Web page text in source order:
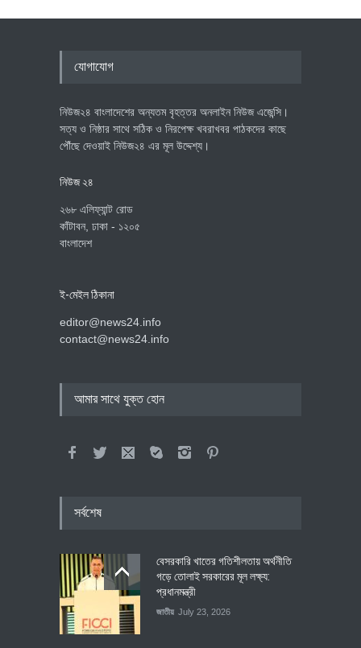
যোগাযোগ
নিউজ২৪ বাংলাদেশের অন্যতম বৃহত্তর অনলাইন নিউজ এজেন্সি।
সত্য ও নিষ্ঠার সাথে সঠিক ও নিরপেক্ষ খবরাখবর পাঠকদের কাছে
পৌঁছে দেওয়াই নিউজ২৪ এর মূল উদ্দেশ্য।
নিউজ ২৪
২৬৮ এলিফ্যান্ট রোড
কাঁটাবন, ঢাকা - ১২০৫
বাংলাদেশ
ই-মেইল ঠিকানা
editor@news24.info
contact@news24.info
আমার সাথে যুক্ত হোন
সর্বশেষ
বেসরকারি খাতের গতিশীলতায় অর্থনীতি
গড়ে তোলাই সরকারের মূল লক্ষ্য:
প্রধানমন্ত্রী
জাতীয় July 23, 2026